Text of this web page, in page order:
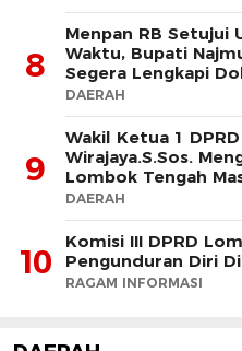
8
Menpan RB Setujui
Waktu, Bupati
Segera Lengkapi
DAERAH
9
Wakil Ketua 1
Wirajaya.S.Sos.
Lombok Tengah
DAERAH
10
Komisi III DPRD
Pengunduran Diri
RAGAM INFORMASI